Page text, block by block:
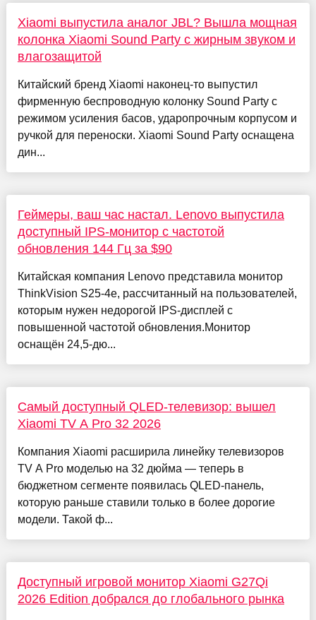
Xiaomi выпустила аналог JBL? Вышла мощная
колонка Xiaomi Sound Party с жирным звуком и
влагозащитой
Китайский бренд Xiaomi наконец-то выпустил
фирменную беспроводную колонку Sound Party с
режимом усиления басов, ударопрочным корпусом и
ручкой для переноски. Xiaomi Sound Party оснащена
дин...
Геймеры, ваш час настал. Lenovo выпустила
доступный IPS-монитор с частотой
обновления 144 Гц за $90
Китайская компания Lenovo представила монитор
ThinkVision S25-4e, рассчитанный на пользователей,
которым нужен недорогой IPS-дисплей с
повышенной частотой обновления.Монитор
оснащён 24,5-дю...
Самый доступный QLED-телевизор: вышел
Xiaomi TV A Pro 32 2026
Компания Xiaomi расширила линейку телевизоров
TV A Pro моделью на 32 дюйма — теперь в
бюджетном сегменте появилась QLED-панель,
которую раньше ставили только в более дорогие
модели. Такой ф...
Доступный игровой монитор Xiaomi G27Qi
2026 Edition добрался до глобального рынка